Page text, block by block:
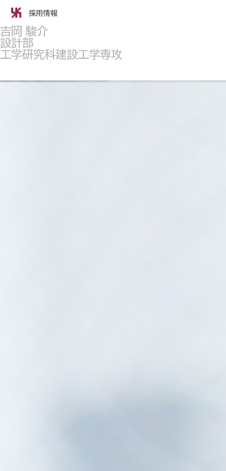
吉岡 駿介
設計部
工学研究科建設工学専攻